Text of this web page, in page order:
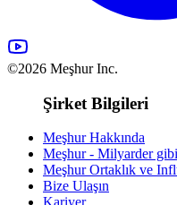
©2026 Meşhur Inc.
Şirket Bilgileri
Meşhur Hakkında
Meşhur - Milyarder
Meşhur Ortaklık ve
Bize Ulaşın